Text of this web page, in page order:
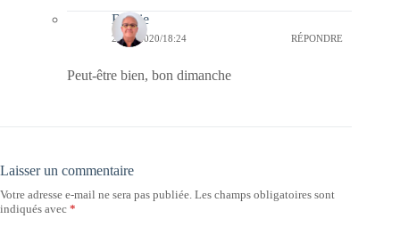
Bernie
26/07/2020/18:24 RÉPONDRE
Peut-être bien, bon dimanche
Laisser un commentaire
Votre adresse e-mail ne sera pas publiée. Les champs obligatoires sont
indiqués avec *